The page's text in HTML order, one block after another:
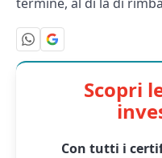
Scopri
Con tutti i